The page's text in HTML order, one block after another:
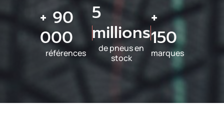
+ 90
000
références
5
millions
de pneus en
stock
+
150
marques